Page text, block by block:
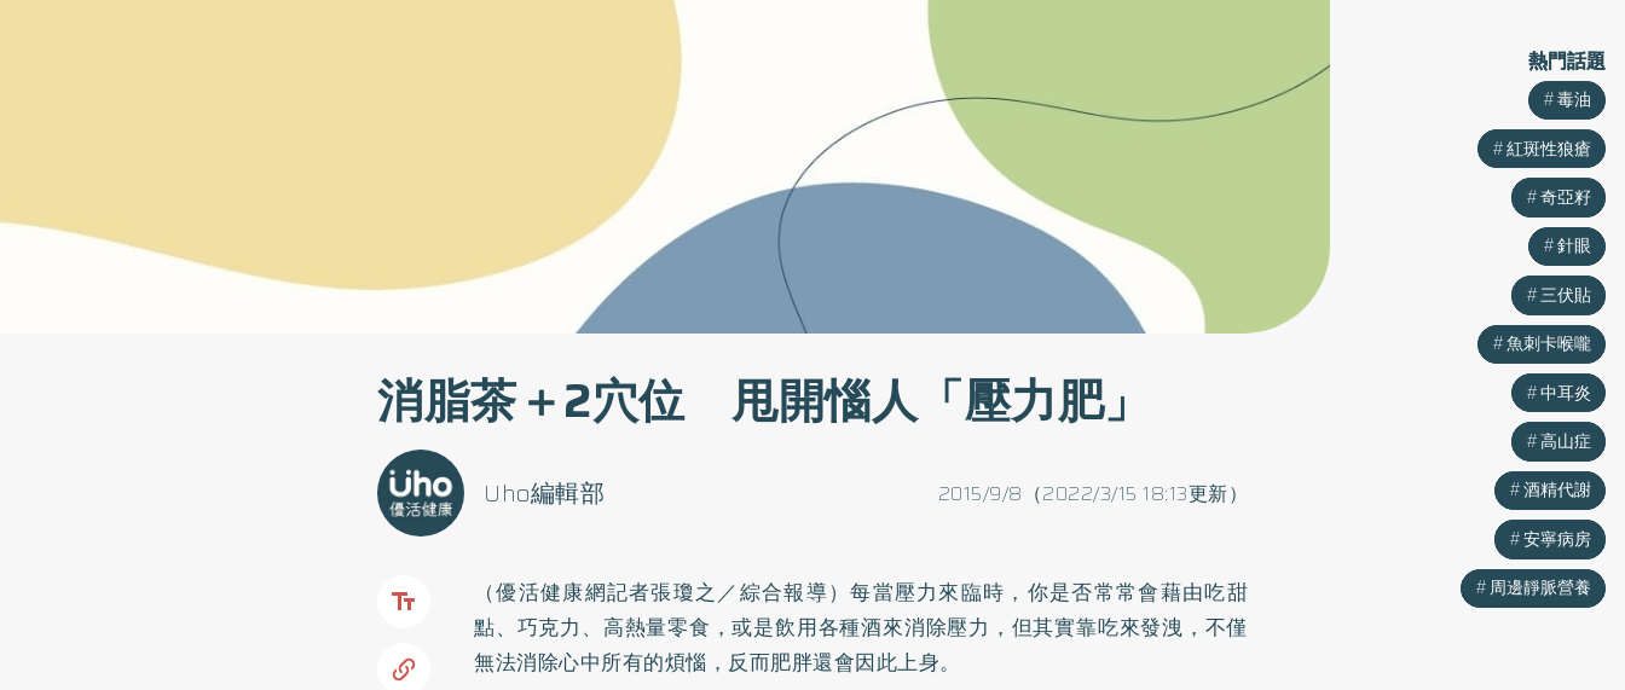
消脂茶＋2穴位 甩開惱人「壓力肥」
2015/9/8（2022/3/15 18:13更新）
Uho編輯部
（優活健康網記者張瓊之／綜合報導）每當壓力來臨時，你是否常常會藉由吃甜
點、巧克力、高熱量零食，或是飲用各種酒來消除壓力，但其實靠吃來發洩，不僅
無法消除心中所有的煩惱，反而肥胖還會因此上身。
熱門話題
毒油
紅斑性狼瘡
奇亞籽
針眼
三伏貼
魚刺卡喉嚨
中耳炎
高山症
酒精代謝
安寧病房
周邊靜脈營養
熱門話題
毒油
紅斑性狼瘡
奇亞籽
針眼
三伏貼
魚刺卡喉嚨
中耳炎
高山症
酒精代謝
安寧病房
周邊靜脈營養